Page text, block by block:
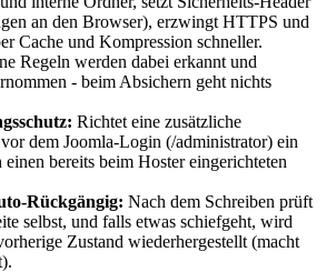
an den Browser), erzwingt HTTPS und
Cache und Kompression schneller.
Regeln werden dabei erkannt und
- beim Absichern geht nichts
Richtet eine zusätzliche
dem Joomla-Login (/administrator) ein
einen bereits beim Hoster eingerichteten
Rückgängig: Nach dem Schreiben prüft
selbst, und falls etwas schiefgeht, wird
Zustand wiederhergestellt (macht